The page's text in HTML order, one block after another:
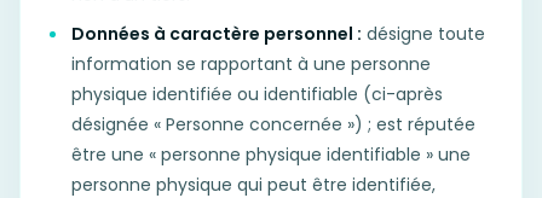
Données à caractère personnel : désigne toute
information se rapportant à une personne
physique identifiée ou identifiable (ci-après
désignée « Personne concernée ») ; est réputée
être une « personne physique identifiable » une
personne physique qui peut être identifiée,